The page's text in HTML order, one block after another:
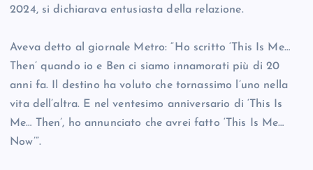
2024, si dichiarava entusiasta della relazione.
Aveva detto al giornale Metro: “Ho scritto ‘This Is Me…
Then’ quando io e Ben ci siamo innamorati più di 20
anni fa. Il destino ha voluto che tornassimo l’uno nella
vita dell’altra. E nel ventesimo anniversario di ‘This Is
Me… Then’, ho annunciato che avrei fatto ‘This Is Me…
Now’”.